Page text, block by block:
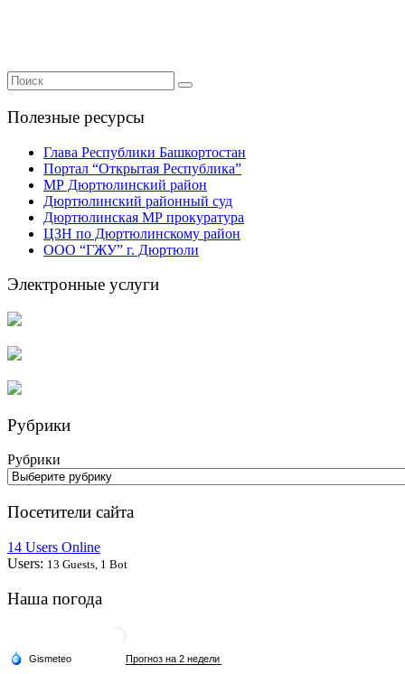
Полезные ресурсы
Глава Республики Башкортостан
Портал “Открытая Республика”
МР Дюртюлинский район
Дюртюлинский районный суд
Дюртюлинская МР прокуратура
ЦЗН по Дюртюлинскому район
ООО “ГЖУ” г. Дюртюли
Электронные услуги
Рубрики
Рубрики
Посетители сайта
14 Users Online
Users: 13 Guests, 1 Bot
Наша погода